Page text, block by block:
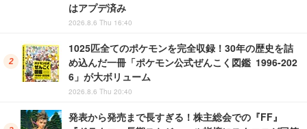
はアプデ済み
2026.8.6 Thu 16:40
1025匹全てのポケモンを完全収録！30年の歴史を詰
め込んだ一冊「ポケモン公式ぜんこく図鑑 1996-202
6」が大ボリューム
2026.8.6 Thu 20:40
発表から発売まで長すぎる！株主総会での『FF』